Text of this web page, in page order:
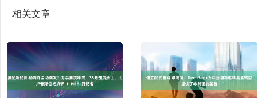
相关文章